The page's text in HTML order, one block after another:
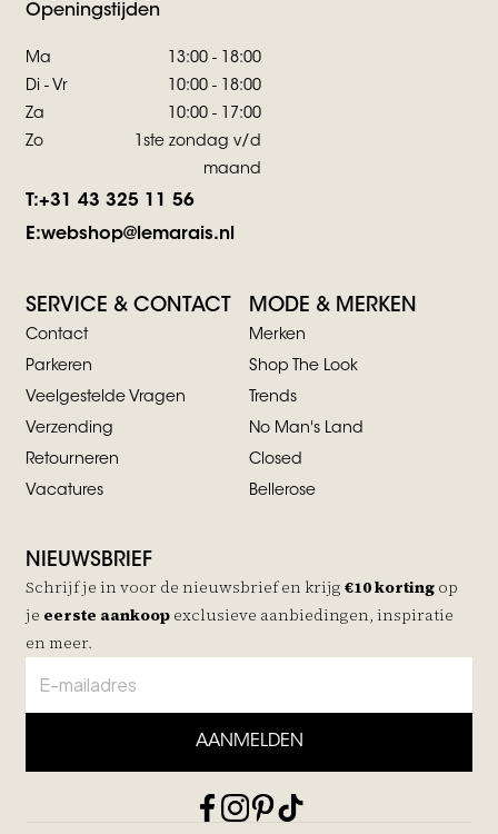
Openingstijden
Ma
13:00 - 18:00
Di - Vr
10:00 - 18:00
Za
10:00 - 17:00
Zo
1ste zondag v/d
maand
T:+31 43 325 11 56
E:webshop@lemarais.nl
SERVICE & CONTACT
Contact
Parkeren
Veelgestelde Vragen
Verzending
Retourneren
Vacatures
MODE & MERKEN
Merken
Shop The Look
Trends
No Man's Land
Closed
Bellerose
NIEUWSBRIEF
Schrijf je in voor de nieuwsbrief en krijg €10 korting op
je eerste aankoop exclusieve aanbiedingen, inspiratie
en meer.
AANMELDEN